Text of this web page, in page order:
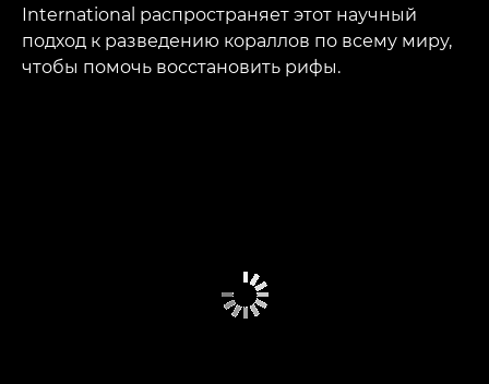
International распространяет этот научный
подход к разведению кораллов по всему миру,
чтобы помочь восстановить рифы.